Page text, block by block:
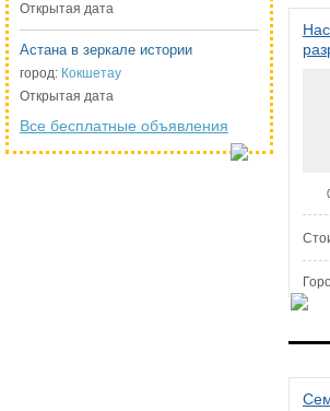
Открытая дата
Астана в зеркале истории
город: Кокшетау
Открытая дата
Все бесплатные объявления